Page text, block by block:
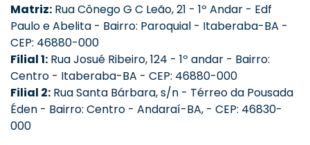
Matriz: Rua Cônego G C Leão, 21 - 1º Andar - Edf
Paulo e Abelita - Bairro: Paroquial - Itaberaba-BA -
CEP: 46880-000
Filial 1: Rua Josué Ribeiro, 124 - 1º andar - Bairro:
Centro - Itaberaba-BA - CEP: 46880-000
Filial 2: Rua Santa Bárbara, s/n - Térreo da Pousada
Éden - Bairro: Centro - Andaraí-BA, - CEP: 46830-
000